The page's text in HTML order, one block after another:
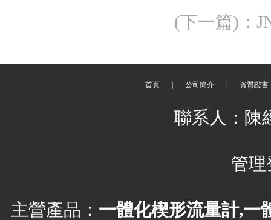
(下一篇) ：
首頁 公司簡介 資質證書
聯系人：
管理
主營產品： 一體化楔形流量計,一